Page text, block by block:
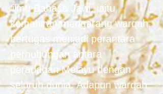
‘ilmu Bahasa Jawi, iaitu
kemahiran mengarang warqah,
bertugas menjadi perantara
perhubungan antara
peradaban Melayu dengan
seluruh dunia. Adapun warqah